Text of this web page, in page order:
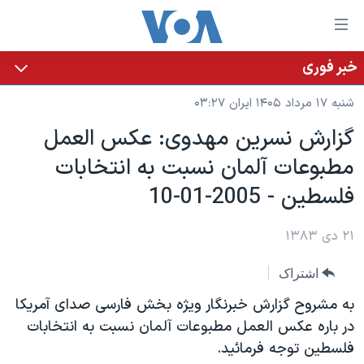
لینکهای
قابل
دسترسی
جهش
محتوای
اصلی
جهش
صفحه
جهش
جستجو
خانه
نسخه سبک وب‌سایت
موضوع ها
ایران
آمریکا
جهان
ویژه برنامه‌ها
ویدیوها
برنامه های تلویزیونی
جدول برنامه ها
صفحه‌های ویژه
۲۵۰سالگی آمریکا
بایگانی برنامه‌های تلویزیونی
فرکانس‌های صدای آمریکا
پخش رادیویی
یادگیری زبان انگلیسی
خبر فوری
شنبه ۱۷ مرداد ۱۴۰۵ ایران ۰۳:۲۷
گزارش نسرين مهدوی: عکس العمل
مطبوعات آلمان نسبت به انتخابات
فلسطين - 2005-01-10
۲۱ دی ۱۳۸۳
اشتراک
به مشروح گزارش خبرنگار ويژه بخش فارسی صدای آمريکا
در باره عکس العمل مطبوعات آلمان نسبت به انتخابات
فلسطين توجه فرمائيد.